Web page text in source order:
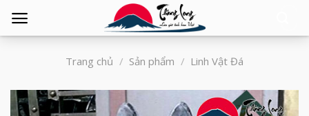
Trang chủ / Sản phẩm / Linh Vật Đá